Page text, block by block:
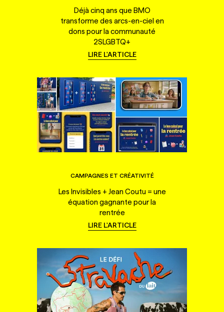
Déjà cinq ans que BMO
transforme des arcs-en-ciel en
dons pour la communauté
2SLGBTQ+
LIRE L'ARTICLE
CAMPAGNES ET CRÉATIVITÉ
Les Invisibles + Jean Coutu = une
équation gagnante pour la
rentrée
LIRE L'ARTICLE